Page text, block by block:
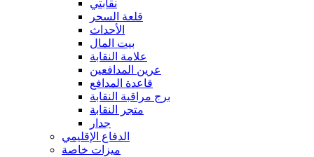
نقابتي
قلعة السحر
الأحداث
بيت المال
علامة النقابة
عرين المدافعين
قاعدة المدافع
برج مراقبة النقابة
متجر النقابة
جدار
الدفاع الإقليمي
ميزات خاصة